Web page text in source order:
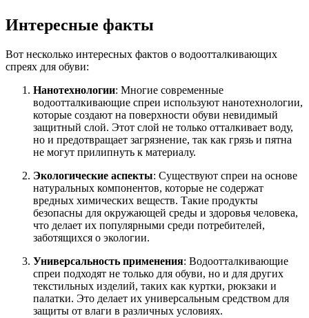
Интересные факты
Вот несколько интересных фактов о водоотталкивающих
спреях для обуви:
Нанотехнологии: Многие современные
водоотталкивающие спреи используют нанотехнологии,
которые создают на поверхности обуви невидимый
защитный слой. Этот слой не только отталкивает воду,
но и предотвращает загрязнение, так как грязь и пятна
не могут прилипнуть к материалу.
Экологические аспекты: Существуют спреи на основе
натуральных компонентов, которые не содержат
вредных химических веществ. Такие продукты
безопасны для окружающей среды и здоровья человека,
что делает их популярными среди потребителей,
заботящихся о экологии.
Универсальность применения: Водоотталкивающие
спреи подходят не только для обуви, но и для других
текстильных изделий, таких как куртки, рюкзаки и
палатки. Это делает их универсальным средством для
защиты от влаги в различных условиях.